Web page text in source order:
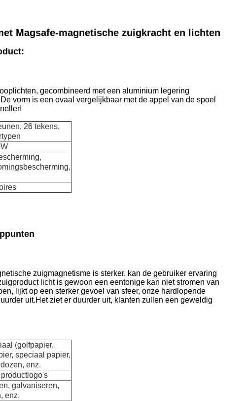
Magsafe-magnetische zuigkracht en lichten
gecombineerd met een aluminium legering
vorm is een ovaal vergelijkbaar met de appel van de spoel
26 tekens,
zuigmagnetisme is sterker, kan de gebruiker ervaring
licht is gewoon een eentonige kan niet stromen van
lijkt op een sterker gevoel van sfeer, onze hardlopende
uit.Het ziet er duurder uit, klanten zullen een geweldig
(golfpapier,
speciaal papier,
enz.
galvaniseren,
enz.